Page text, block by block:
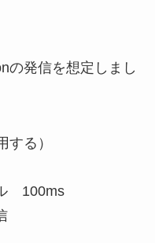
の発信を想定しまし
る）
100ms